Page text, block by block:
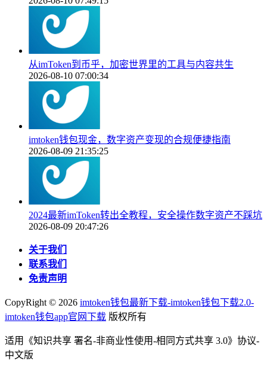
从imToken到币乎，加密世界里的工具与内容共生
2026-08-10 07:00:34
imtoken钱包现金，数字资产变现的合规便捷指南
2026-08-09 21:35:25
2024最新imToken转出全教程，安全操作数字资产不踩坑
2026-08-09 20:47:26
关于我们
联系我们
免责声明
CopyRight © 2026 imtoken钱包最新下载-imtoken钱包下载2.0-
imtoken钱包app官网下载 版权所有
适用《知识共享 署名-非商业性使用-相同方式共享 3.0》协议-
中文版